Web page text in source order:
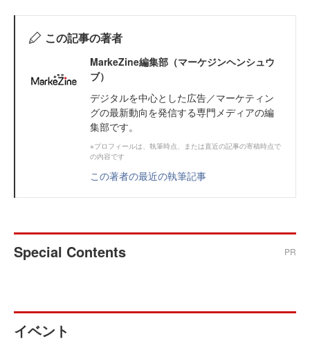
この記事の著者
MarkeZine編集部（マーケジンヘンシュウ
ブ）
デジタルを中心とした広告／マーケティン
グの最新動向を発信する専門メディアの編
集部です。
※プロフィールは、執筆時点、または直近の記事の寄稿時点で
の内容です
この著者の最近の執筆記事
Special Contents PR
イベント